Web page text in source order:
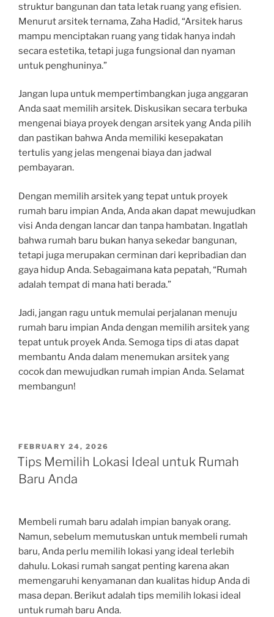
struktur bangunan dan tata letak ruang yang efisien.
Menurut arsitek ternama, Zaha Hadid, “Arsitek harus
mampu menciptakan ruang yang tidak hanya indah
secara estetika, tetapi juga fungsional dan nyaman
untuk penghuninya.”
Jangan lupa untuk mempertimbangkan juga anggaran
Anda saat memilih arsitek. Diskusikan secara terbuka
mengenai biaya proyek dengan arsitek yang Anda pilih
dan pastikan bahwa Anda memiliki kesepakatan
tertulis yang jelas mengenai biaya dan jadwal
pembayaran.
Dengan memilih arsitek yang tepat untuk proyek
rumah baru impian Anda, Anda akan dapat mewujudkan
visi Anda dengan lancar dan tanpa hambatan. Ingatlah
bahwa rumah baru bukan hanya sekedar bangunan,
tetapi juga merupakan cerminan dari kepribadian dan
gaya hidup Anda. Sebagaimana kata pepatah, “Rumah
adalah tempat di mana hati berada.”
Jadi, jangan ragu untuk memulai perjalanan menuju
rumah baru impian Anda dengan memilih arsitek yang
tepat untuk proyek Anda. Semoga tips di atas dapat
membantu Anda dalam menemukan arsitek yang
cocok dan mewujudkan rumah impian Anda. Selamat
membangun!
POSTED
ON
FEBRUARY 24, 2026
Tips Memilih Lokasi Ideal untuk Rumah
Baru Anda
Membeli rumah baru adalah impian banyak orang.
Namun, sebelum memutuskan untuk membeli rumah
baru, Anda perlu memilih lokasi yang ideal terlebih
dahulu. Lokasi rumah sangat penting karena akan
memengaruhi kenyamanan dan kualitas hidup Anda di
masa depan. Berikut adalah tips memilih lokasi ideal
untuk rumah baru Anda.